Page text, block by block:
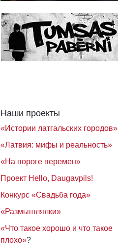
Наши проекты
«Истории латгальских городов»
«Латвия: мифы и реальность»
«На пороге перемен»
Проект Hello, Daugavpils!
Конкурс «Свадьба года»
«Размышлялки»
«Что такое хорошо и что такое
плохо»?